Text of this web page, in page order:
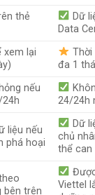
thẻ
Dữ
Data
xem lại
Thời
đa 1
nếu
24/24h
liệu nếu
phá hoại
Dữ
chủ
thể can
bên trên
Viettel